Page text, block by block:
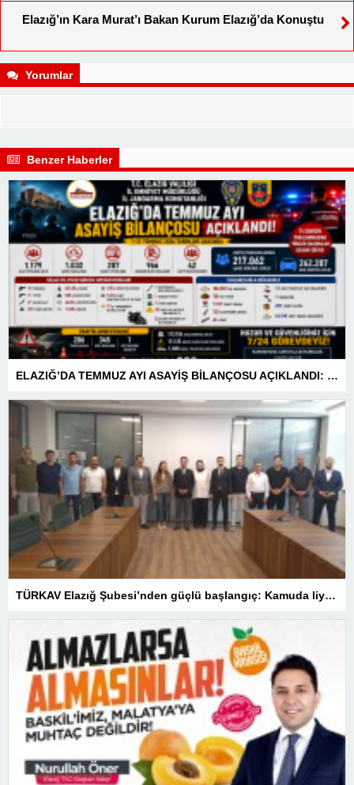
Elazığ’ın Kara Murat’ı Bakan Kurum Elazığ’da Konuştu
Yorumlar
Benzer Haberler
ELAZIĞ’DA TEMMUZ AYI ASAYİŞ BİLANÇOSU AÇIKLANDI: 1 AYDA 1.032 ŞAHIS YAKALANDI, 207 TUTUKLAMA
TÜRKAV Elazığ Şubesi’nden güçlü başlangıç: Kamuda liyakatin en gür sesi olacağız